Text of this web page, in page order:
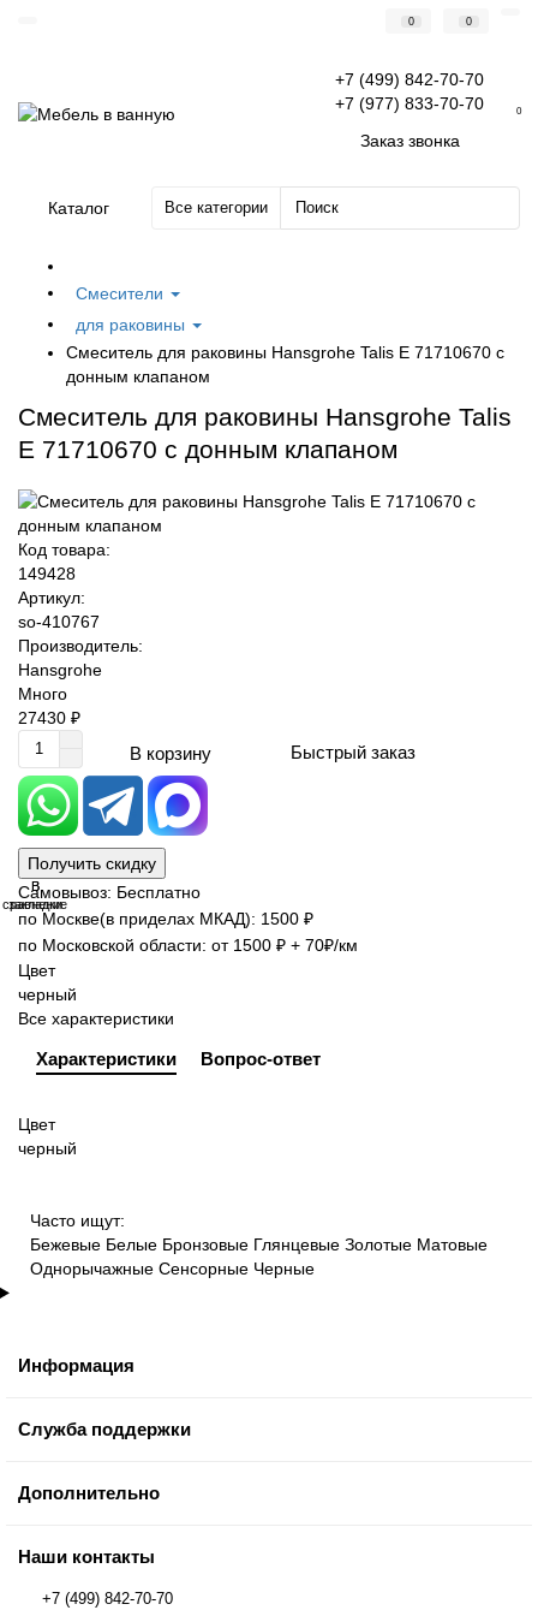
0 0
+7 (499) 842-70-70
+7 (977) 833-70-70
Заказ звонка
0
Каталог Все категории
Смесители
для раковины
Смеситель для раковины Hansgrohe Talis E 71710670 с
донным клапаном
Смеситель для раковины Hansgrohe Talis
E 71710670 с донным клапаном
Код товара:
149428
Артикул:
so-410767
Производитель:
Hansgrohe
Много
27430 ₽
В корзину Быстрый заказ
Получить скидку
В
закладки
В
сравнение
Самовывоз: Бесплатно
по Москве(в приделах МКАД): 1500 ₽
по Московской области: от 1500 ₽ + 70₽/км
Цвет
черный
Все характеристики
Характеристики Вопрос-ответ
Цвет
черный
Часто ищут:
Бежевые Белые Бронзовые Глянцевые Золотые Матовые
Однорычажные Сенсорные Черные
Информация
Служба поддержки
Дополнительно
Наши контакты
+7 (499) 842-70-70